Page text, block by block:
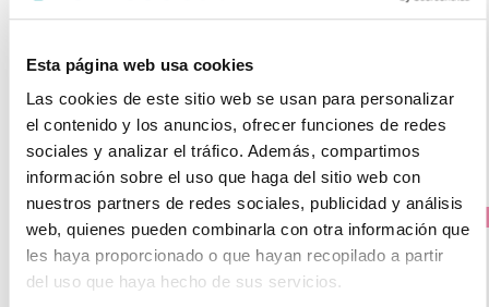
Esta página web usa cookies
Las cookies de este sitio web se usan para personalizar
el contenido y los anuncios, ofrecer funciones de redes
sociales y analizar el tráfico. Además, compartimos
información sobre el uso que haga del sitio web con
nuestros partners de redes sociales, publicidad y análisis
web, quienes pueden combinarla con otra información que
les haya proporcionado o que hayan recopilado a partir
del uso que haya hecho de sus servicios.
16.30€
12,95€
- + Añadir